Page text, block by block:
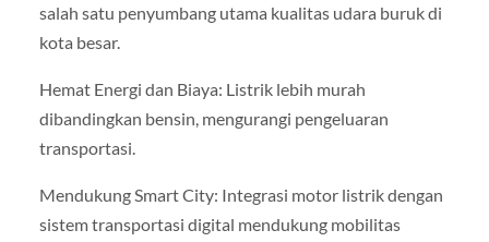
salah satu penyumbang utama kualitas udara buruk di
kota besar.
Hemat Energi dan Biaya: Listrik lebih murah
dibandingkan bensin, mengurangi pengeluaran
transportasi.
Mendukung Smart City: Integrasi motor listrik dengan
sistem transportasi digital mendukung mobilitas